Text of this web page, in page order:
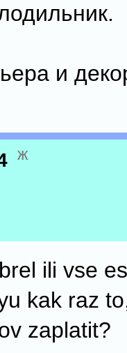
и
ж
ili vse
kak raz
zaplatit?